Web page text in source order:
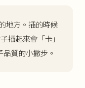
地方。插的時候
插起來會「卡」
質的小撇步。